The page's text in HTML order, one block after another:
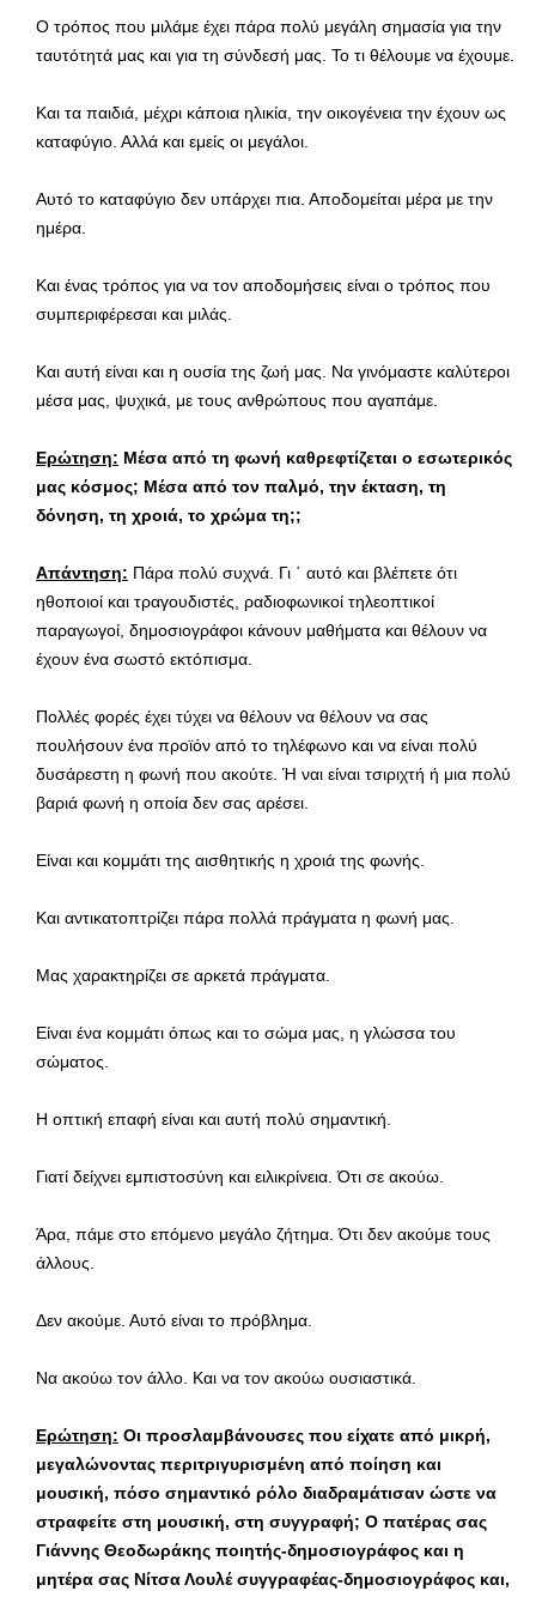
Ο τρόπος που μιλάμε έχει πάρα πολύ μεγάλη σημασία για την
ταυτότητά μας και για τη σύνδεσή μας. Το τι θέλουμε να έχουμε.
Και τα παιδιά, μέχρι κάποια ηλικία, την οικογένεια την έχουν ως
καταφύγιο. Αλλά και εμείς οι μεγάλοι.
Αυτό το καταφύγιο δεν υπάρχει πια. Αποδομείται μέρα με την
ημέρα.
Και ένας τρόπος για να τον αποδομήσεις είναι ο τρόπος που
συμπεριφέρεσαι και μιλάς.
Και αυτή είναι και η ουσία της ζωή μας. Να γινόμαστε καλύτεροι
μέσα μας, ψυχικά, με τους ανθρώπους που αγαπάμε.
Ερώτηση: Μέσα από τη φωνή καθρεφτίζεται ο εσωτερικός
μας κόσμος; Μέσα από τον παλμό, την έκταση, τη
δόνηση, τη χροιά, το χρώμα τη;;
Απάντηση: Πάρα πολύ συχνά. Γι ΄ αυτό και βλέπετε ότι
ηθοποιοί και τραγουδιστές, ραδιοφωνικοί τηλεοπτικοί
παραγωγοί, δημοσιογράφοι κάνουν μαθήματα και θέλουν να
έχουν ένα σωστό εκτόπισμα.
Πολλές φορές έχει τύχει να θέλουν να θέλουν να σας
πουλήσουν ένα προϊόν από το τηλέφωνο και να είναι πολύ
δυσάρεστη η φωνή που ακούτε. Ή ναι είναι τσιριχτή ή μια πολύ
βαριά φωνή η οποία δεν σας αρέσει.
Είναι και κομμάτι της αισθητικής η χροιά της φωνής.
Και αντικατοπτρίζει πάρα πολλά πράγματα η φωνή μας.
Μας χαρακτηρίζει σε αρκετά πράγματα.
Είναι ένα κομμάτι όπως και το σώμα μας, η γλώσσα του
σώματος.
Η οπτική επαφή είναι και αυτή πολύ σημαντική.
Γιατί δείχνει εμπιστοσύνη και ειλικρίνεια. Ότι σε ακούω.
Άρα, πάμε στο επόμενο μεγάλο ζήτημα. Ότι δεν ακούμε τους
άλλους.
Δεν ακούμε. Αυτό είναι το πρόβλημα.
Να ακούω τον άλλο. Και να τον ακούω ουσιαστικά.
Ερώτηση: Οι προσλαμβάνουσες που είχατε από μικρή,
μεγαλώνοντας περιτριγυρισμένη από ποίηση και
μουσική, πόσο σημαντικό ρόλο διαδραμάτισαν ώστε να
στραφείτε στη μουσική, στη συγγραφή; Ο πατέρας σας
Γιάννης Θεοδωράκης ποιητής-δημοσιογράφος και η
μητέρα σας Νίτσα Λουλέ συγγραφέας-δημοσιογράφος και,